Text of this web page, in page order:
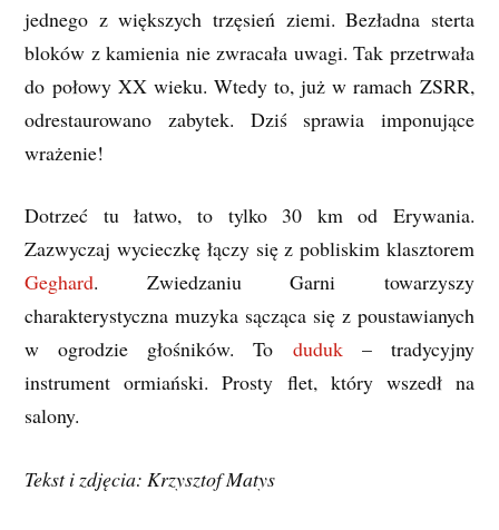
jednego z większych trzęsień ziemi. Bezładna sterta
bloków z kamienia nie zwracała uwagi. Tak przetrwała
do połowy XX wieku. Wtedy to, już w ramach ZSRR,
odrestaurowano zabytek. Dziś sprawia imponujące
wrażenie!
Dotrzeć tu łatwo, to tylko 30 km od Erywania.
Zazwyczaj wycieczkę łączy się z pobliskim klasztorem
Geghard. Zwiedzaniu Garni towarzyszy
charakterystyczna muzyka sącząca się z poustawianych
w ogrodzie głośników. To duduk– tradycyjny
instrument ormiański. Prosty flet, który wszedł na
salony.
Tekst i zdjęcia: Krzysztof Matys